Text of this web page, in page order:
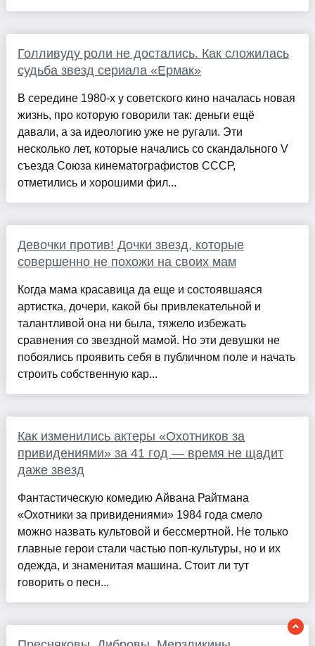
Голливуду роли не достались. Как сложилась
судьба звезд сериала «Ермак»
В середине 1980-х у советского кино началась новая
жизнь, про которую говорили так: деньги ещё
давали, а за идеологию уже не ругали. Эти
несколько лет, которые начались со скандального V
съезда Союза кинематографистов СССР,
отметились и хорошими фил...
Девочки против! Дочки звезд, которые
совершенно не похожи на своих мам
Когда мама красавица да еще и состоявшаяся
артистка, дочери, какой бы привлекательной и
талантливой она ни была, тяжело избежать
сравнения со звездной мамой. Но эти девушки не
побоялись проявить себя в публичном поле и начать
строить собственную кар...
Как изменились актеры «Охотников за
привидениями» за 41 год — время не щадит
даже звезд
Фантастическую комедию Айвана Райтмана
«Охотники за привидениями» 1984 года смело
можно назвать культовой и бессмертной. Не только
главные герои стали частью поп-культуры, но и их
одежда, и знаменитая машина. Стоит ли тут
говорить о песн...